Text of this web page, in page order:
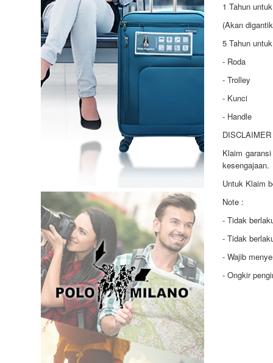
1 Tahun
(Akan
5 Tahun
- Roda
- Trolley
- Kunci
- Handle
Klaim
kesengajaan.
Untuk Klaim
Note :
- Tidak
- Tidak
- Wajib
- Ongkir